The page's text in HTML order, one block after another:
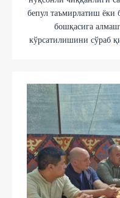
бепул таъмирлатиш ёки
бошқасига
кўрсатилишини сўраб